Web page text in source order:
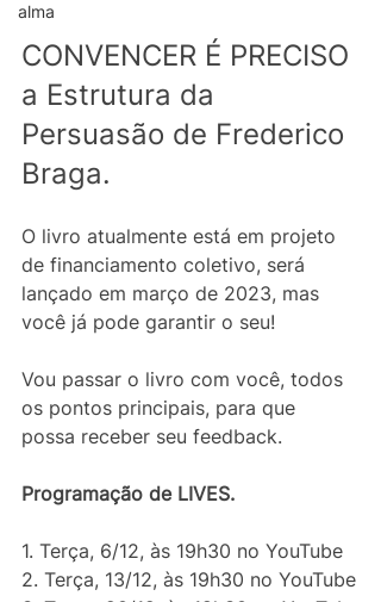
alma
CONVENCER É PRECISO
a Estrutura da
Persuasão de Frederico
Braga.
O livro atualmente está em projeto
de financiamento coletivo, será
lançado em março de 2023, mas
você já pode garantir o seu!
Vou passar o livro com você, todos
os pontos principais, para que
possa receber seu feedback.
Programação de LIVES.
1. Terça, 6/12, às 19h30 no YouTube
2. Terça, 13/12, às 19h30 no YouTube